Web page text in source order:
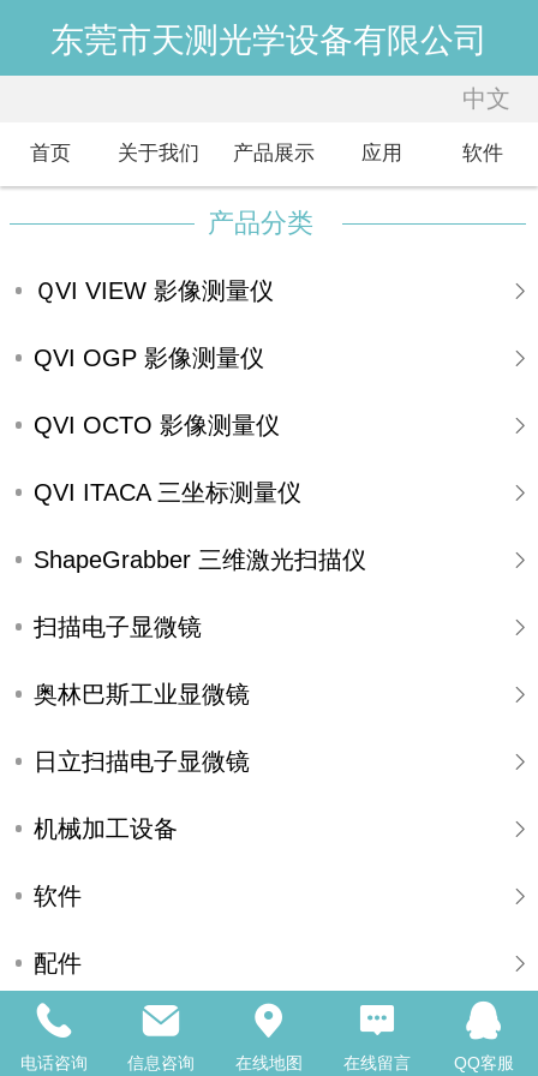
东莞市天测光学设备有限公司
中文
中文
English
首页 关于我们 产品展示 应用 软件
产品分类
ＱVI VIEW 影像测量仪
QVI OGP 影像测量仪
QVI OCTO 影像测量仪
QVI ITACA 三坐标测量仪
ShapeGrabber 三维激光扫描仪
扫描电子显微镜
奥林巴斯工业显微镜
日立扫描电子显微镜
机械加工设备
软件
配件
校准工具
电话咨询 信息咨询 在线地图 在线留言 QQ客服